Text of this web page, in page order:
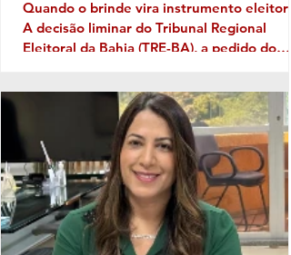
Quando o brinde vira instrumento eleitoral
A decisão liminar do Tribunal Regional
Eleitoral da Bahia (TRE-BA), a pedido do
à discussão uma prática que costuma
aparecer no período pré-eleitoral: a
tentativa de transformar eventos
em vitrines para promoção de nomes que
pretendem disputar as eleições. No caso
Itabela, segundo o Ministério Público
Eleitoral, a distribuição de bonés
personalizados com o nome de Jânio Natal